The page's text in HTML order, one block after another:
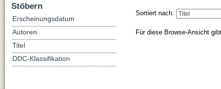
Sortiert nach:
Für diese Browse-Ansicht
Stöbern
Erscheinungsdatum
Autoren
Titel
DDC-Klassifikation